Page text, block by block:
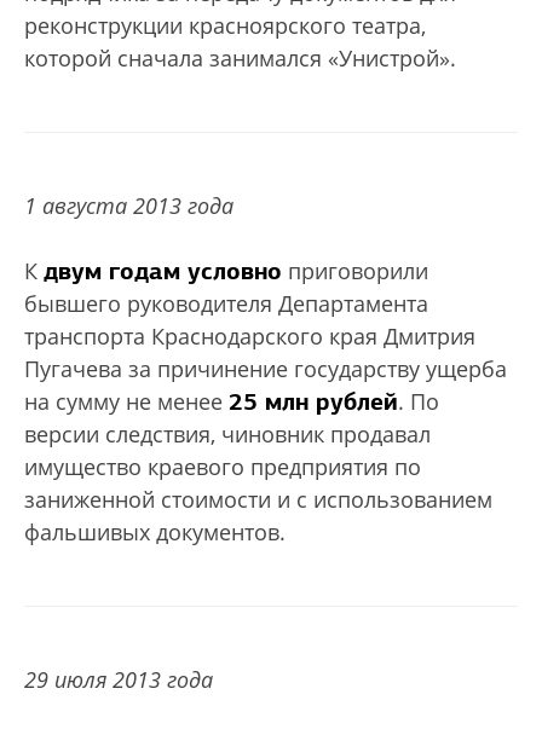
реконструкции красноярского театра,
которой сначала занимался «Унистрой».
1 августа 2013 года
К двум годам условно приговорили
бывшего руководителя Департамента
транспорта Краснодарского края Дмитрия
Пугачева за причинение государству ущерба
на сумму не менее 25 млн рублей. По
версии следствия, чиновник продавал
имущество краевого предприятия по
заниженной стоимости и с использованием
фальшивых документов.
29 июля 2013 года